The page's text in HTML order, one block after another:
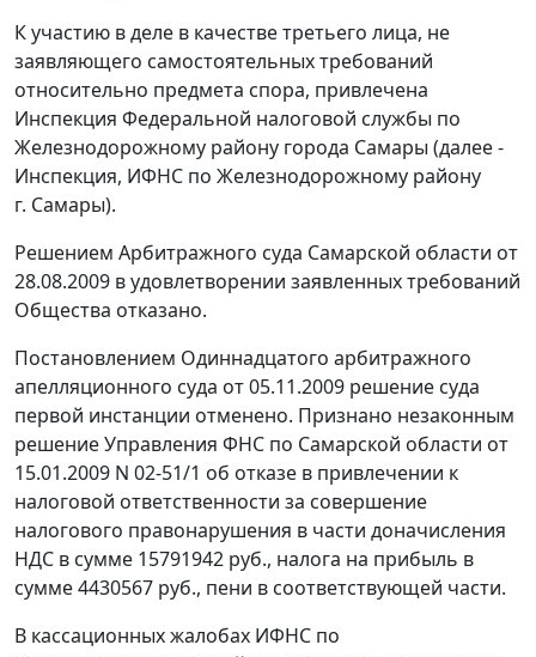
К участию в деле в качестве третьего лица, не
заявляющего самостоятельных требований
относительно предмета спора, привлечена
Инспекция Федеральной налоговой службы по
Железнодорожному району города Самары (далее -
Инспекция, ИФНС по Железнодорожному району
г. Самары).
Решением Арбитражного суда Самарской области от
28.08.2009 в удовлетворении заявленных требований
Общества отказано.
Постановлением Одиннадцатого арбитражного
апелляционного суда от 05.11.2009 решение суда
первой инстанции отменено. Признано незаконным
решение Управления ФНС по Самарской области от
15.01.2009 N 02-51/1 об отказе в привлечении к
налоговой ответственности за совершение
налогового правонарушения в части доначисления
НДС в сумме 15791942 руб., налога на прибыль в
сумме 4430567 руб., пени в соответствующей части.
В кассационных жалобах ИФНС по